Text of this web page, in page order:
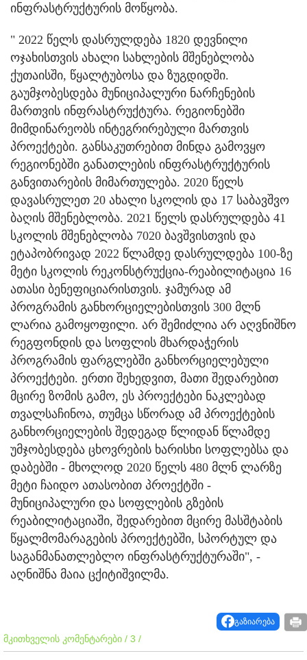
ინფრასტრუქტურის მოწყობა.
" 2022 წელს დასრულდება 1820 დევნილი
ოჯახისთვის ახალი სახლების მშენებლობა
ქუთაისში, წყალტუბოსა და ზუგდიდში.
გაუმჯობესდება მუნიციპალური ნარჩენების
მართვის ინფრასტრუქტურა. რეგიონებში
მიმდინარეობს ინტეგრირებული მართვის
პროექტები. განსაკუთრებით მინდა გამოვყო
რეგიონებში განათლების ინფრასტრუქტურის
განვითარების მიმართულება. 2020 წელს
დავასრულეთ 20 ახალი სკოლის და 17 საბავშვო
ბაღის მშენებლობა. 2021 წელს დასრულდება 41
სკოლის მშენებლობა 7020 ბავშვისთვის და
ეტაპობრივად 2022 წლამდე დასრულდება 100-ზე
მეტი სკოლის რეკონსტრუქცია-რეაბილიტაცია 16
ათასი ბენეფიციარისთვის. ჯამურად ამ
პროგრამის განხორციელებისთვის 300 მლნ
ლარია გამოყოფილი. არ შემიძლია არ აღვნიშნო
რეგფონდის და სოფლის მხარდაჭერის
პროგრამის ფარგლებში განხორციელებული
პროექტები. ერთი შეხედვით, მათი შედარებით
მცირე ზომის გამო, ეს პროექტები ნაკლებად
თვალსაჩინოა, თუმცა სწორად ამ პროექტების
განხორციელების შედეგად წლიდან წლამდე
უმჯობესდება ცხოვრების ხარისხი სოფლებსა და
დაბებში - მხოლოდ 2020 წელს 480 მლნ ლარზე
მეტი ჩაიდო ათასობით პროექტში -
მუნიციპალური და სოფლების გზების
რეაბილიტაციაში, შედარებით მცირე მასშტაბის
წყალმომარაგების პროექტებში, სპორტულ და
საგანმანათლებლო ინფრასტრუქტურაში", -
აღნიშნა მაია ცქიტიშვილმა.
გაზიარება
მკითხველის კომენტარები / 3 /